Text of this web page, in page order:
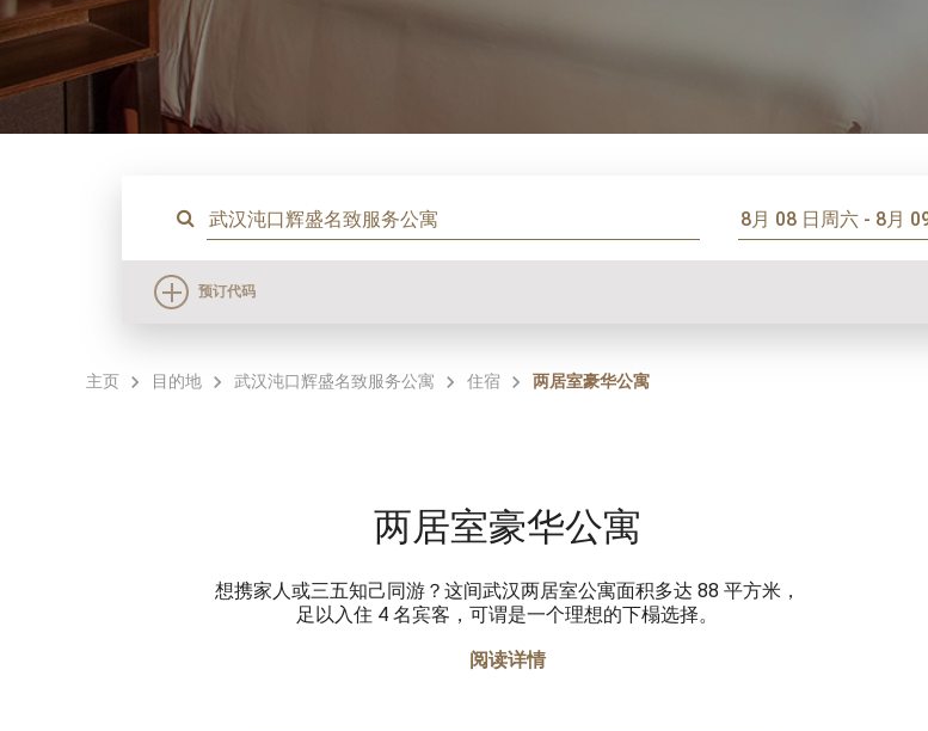
预订代码
主页 目的地 武汉沌口辉盛名致服务公寓 住宿 两居室豪华公寓
两居室豪华公寓
想携家人或三五知己同游？这间武汉两居室公寓面积多达 88 平方米，
足以入住 4 名宾客，可谓是一个理想的下榻选择。
阅读详情